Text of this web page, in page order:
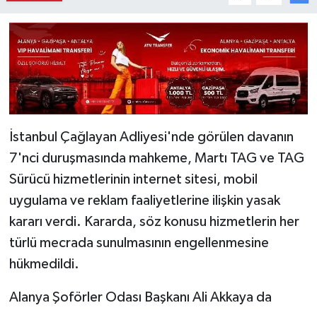
İstanbul Çağlayan Adliyesi'nde görülen davanın
7'nci duruşmasında mahkeme, Martı TAG ve TAG
Sürücü hizmetlerinin internet sitesi, mobil
uygulama ve reklam faaliyetlerine ilişkin yasak
kararı verdi. Kararda, söz konusu hizmetlerin her
türlü mecrada sunulmasının engellenmesine
hükmedildi.
Alanya Şoförler Odası Başkanı Ali Akkaya da